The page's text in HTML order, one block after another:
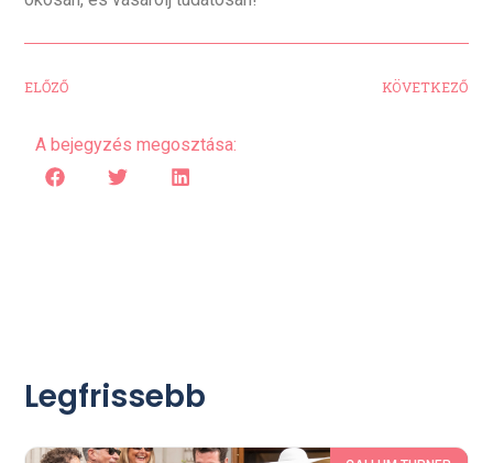
ELŐZŐ KÖVETKEZŐ
A bejegyzés megosztása:
Legfrissebb